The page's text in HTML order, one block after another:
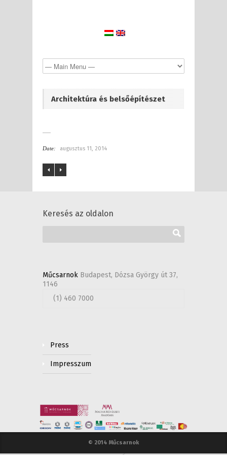
Architektúra és belsőépítészet
Date: augusztus 11, 2014
Keresés az oldalon
Műcsarnok Budapest, Dózsa György út 37,
1146
(1) 460 7000
Press
Impresszum
© 2014 Műcsarnok